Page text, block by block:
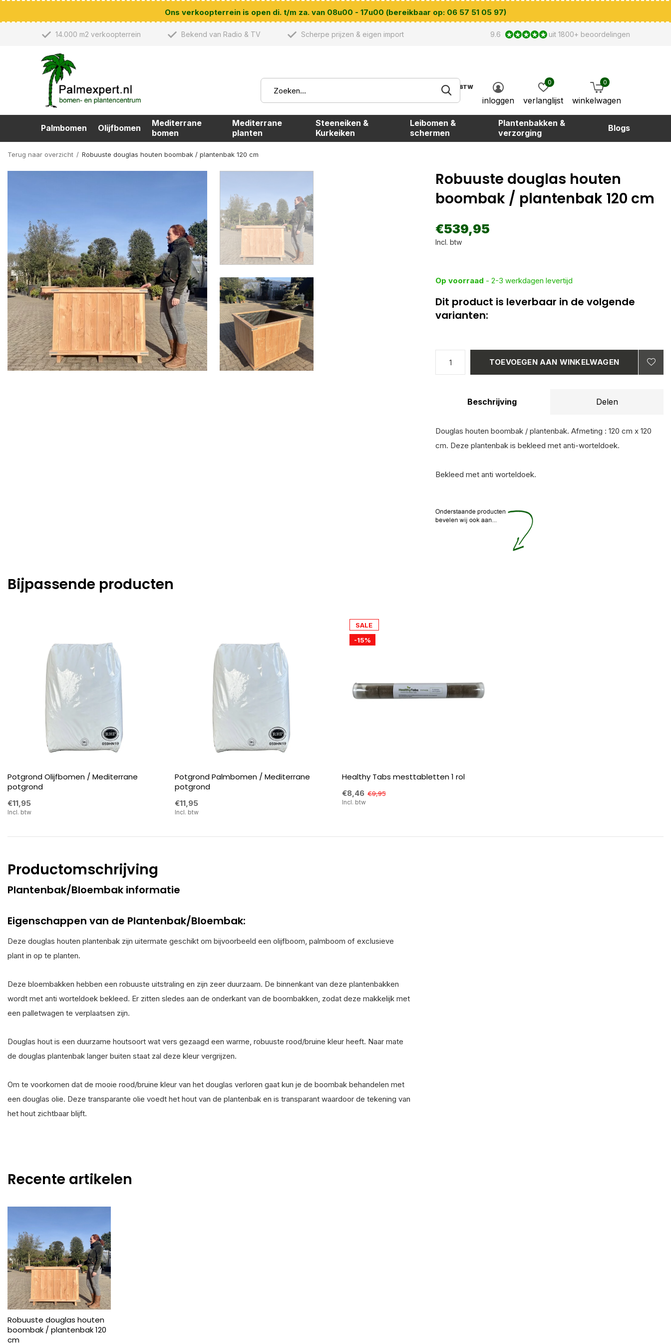
Palmbomen Olijfbomen
Mediterrane
bomen
Mediterrane
planten
Steeneiken &
Kurkeiken
Leibomen &
schermen
Plantenbakken &
verzorging
Blogs
BTW
inloggen verlanglijst
0
winkelwagen
0
14.000 m2 verkoopterrein Bekend van Radio & TV Scherpe prijzen & eigen import 9.6 uit 1800+ beoordelingen
Ons verkoopterrein is open di. t/m za. van 08u00 - 17u00 (bereikbaar op: 06 57 51 05 97)
Terug naar overzicht Robuuste douglas houten boombak / plantenbak 120 cm
Robuuste douglas houten
boombak / plantenbak 120 cm
€539,95
Incl. btw
Op voorraad - 2-3 werkdagen levertijd
Dit product is leverbaar in de volgende
varianten:
TOEVOEGEN AAN WINKELWAGEN
Beschrijving Delen
Douglas houten boombak / plantenbak. Afmeting : 120 cm x 120
cm. Deze plantenbak is bekleed met anti-worteldoek.
Bekleed met anti worteldoek.
Bijpassende producten
Potgrond Olijfbomen / Mediterrane
potgrond
€11,95
Incl. btw
Potgrond Palmbomen / Mediterrane
potgrond
€11,95
Incl. btw
SALE
-15%
Healthy Tabs mesttabletten 1 rol
€8,46 €9,95
Incl. btw
Productomschrijving
Plantenbak/Bloembak informatie
Eigenschappen van de Plantenbak/Bloembak:
Deze douglas houten plantenbak zijn uitermate geschikt om bijvoorbeeld een olijfboom, palmboom of exclusieve
plant in op te planten.
Deze bloembakken hebben een robuuste uitstraling en zijn zeer duurzaam. De binnenkant van deze plantenbakken
wordt met anti worteldoek bekleed. Er zitten sledes aan de onderkant van de boombakken, zodat deze makkelijk met
een palletwagen te verplaatsen zijn.
Douglas hout is een duurzame houtsoort wat vers gezaagd een warme, robuuste rood/bruine kleur heeft. Naar mate
de douglas plantenbak langer buiten staat zal deze kleur vergrijzen.
Om te voorkomen dat de mooie rood/bruine kleur van het douglas verloren gaat kun je de boombak behandelen met
een douglas olie. Deze transparante olie voedt het hout van de plantenbak en is transparant waardoor de tekening van
het hout zichtbaar blijft.
Recente artikelen
Robuuste douglas houten
boombak / plantenbak 120
cm